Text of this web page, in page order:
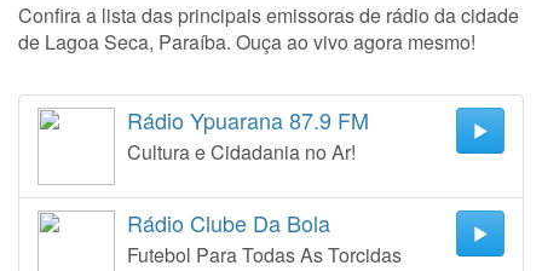
Confira a lista das principais emissoras de rádio da cidade
de Lagoa Seca, Paraíba. Ouça ao vivo agora mesmo!
Rádio Ypuarana 87.9 FM
Cultura e Cidadania no Ar!
Rádio Clube Da Bola
Futebol Para Todas As Torcidas